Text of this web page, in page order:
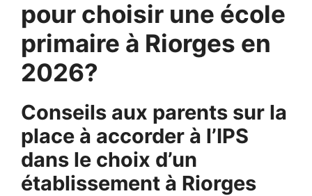
pour choisir une école
primaire à Riorges en
2026?
Conseils aux parents sur la
place à accorder à l’IPS
dans le choix d’un
établissement à Riorges